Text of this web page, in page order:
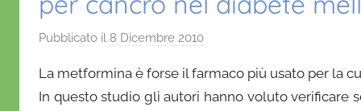
Pubblicato il 8 Dicembre 2010
D
a
La metformina è forse il farmaco più usato per la
In questo studio gli autori hanno voluto verificare